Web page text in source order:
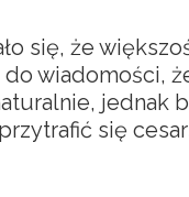
się, że
wiadomości,
jednak
się